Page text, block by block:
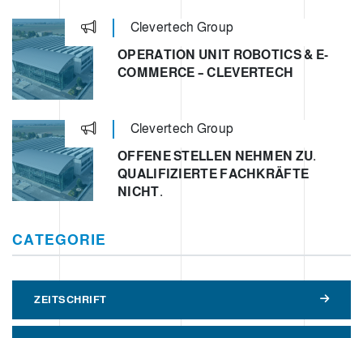
Clevertech Group
OPERATION UNIT ROBOTICS & E-
COMMERCE – CLEVERTECH
Clevertech Group
OFFENE STELLEN NEHMEN ZU.
QUALIFIZIERTE FACHKRÄFTE
NICHT.
CATEGORIE
ZEITSCHRIFT